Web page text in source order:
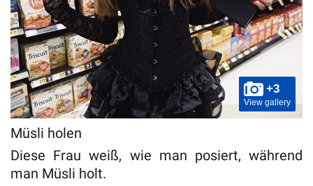
+3
View gallery
Müsli holen
Diese Frau weiß, wie man posiert, während
man Müsli holt.